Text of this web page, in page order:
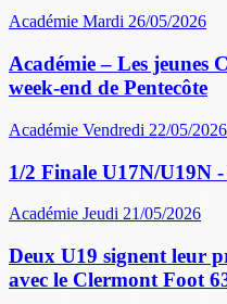
Académie Mardi 26/05/2026
Académie – Les jeunes
week-end de Pentecôte
Académie Vendredi 22/05/2026
1/2 Finale U17N/U19N
Académie Jeudi 21/05/2026
Deux U19 signent leur
avec le Clermont Foot